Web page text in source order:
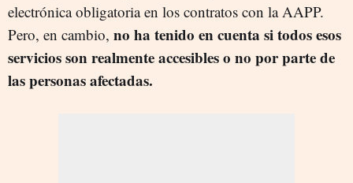
electrónica obligatoria en los contratos con la AAPP.
Pero, en cambio, no ha tenido en cuenta si todos esos
servicios son realmente accesibles o no por parte de
las personas afectadas.